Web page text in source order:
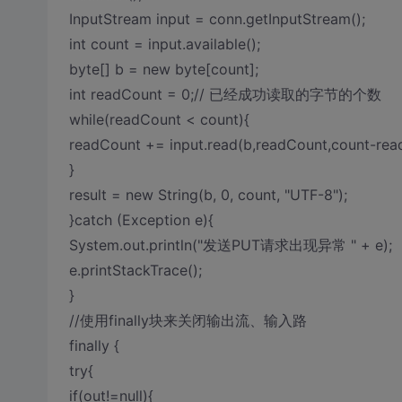
InputStream input = conn.getInputStream();
int count = input.available();
byte[] b = new byte[count];
int readCount = 0;// 已经成功读取的字节的个数
while(readCount < count){
readCount += input.read(b,readCount,count-
}
result = new String(b, 0, count, "UTF-8");
}catch (Exception e){
System.out.println("发送PUT请求出现异常 " + e);
e.printStackTrace();
}
//使用finally块来关闭输出流、输入路
finally {
try{
if(out!=null){